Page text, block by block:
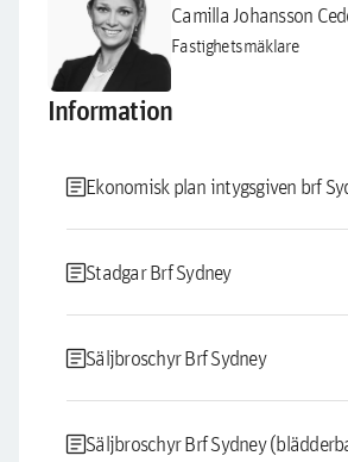
Camilla Johansson
Fastighetsmäklare
Information
articleEkonomisk plan intygsgiven brf
articleStadgar Brf Sydney
articleSäljbroschyr Brf Sydney
articleSäljbroschyr Brf Sydney